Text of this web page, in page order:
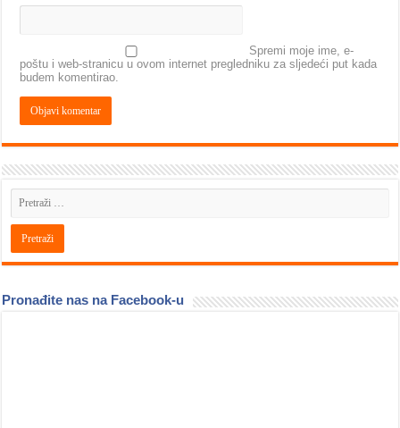
Spremi moje ime, e-
poštu i web-stranicu u ovom internet pregledniku za sljedeći put kada
budem komentirao.
Pronađite nas na Facebook-u